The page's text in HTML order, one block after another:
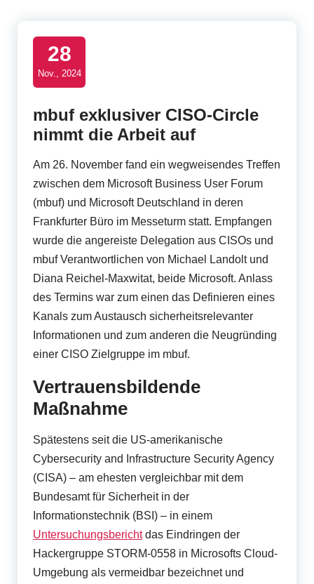
m
28
Nov., 2024
mbuf exklusiver CISO-Circle
nimmt die Arbeit auf
Am 26. November fand ein wegweisendes Treffen
zwischen dem Microsoft Business User Forum
(mbuf) und Microsoft Deutschland in deren
Frankfurter Büro im Messeturm statt. Empfangen
wurde die angereiste Delegation aus CISOs und
mbuf Verantwortlichen von Michael Landolt und
Diana Reichel-Maxwitat, beide Microsoft. Anlass
des Termins war zum einen das Definieren eines
Kanals zum Austausch sicherheitsrelevanter
Informationen und zum anderen die Neugründing
einer CISO Zielgruppe im mbuf.
Vertrauensbildende
Maßnahme
Spätestens seit die US-amerikanische
Cybersecurity and Infrastructure Security Agency
(CISA) – am ehesten vergleichbar mit dem
Bundesamt für Sicherheit in der
Informationstechnik (BSI) – in einem
Untersuchungsberichtdas Eindringen der
Hackergruppe STORM-0558 in Microsofts Cloud-
Umgebung als vermeidbar bezeichnet und